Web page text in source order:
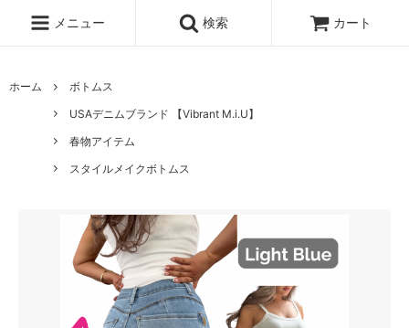
メニュー 検索 カート
ホーム
ボトムス
USAデニムブランド 【Vibrant M.i.U】
春物アイテム
スタイルメイクボトムス